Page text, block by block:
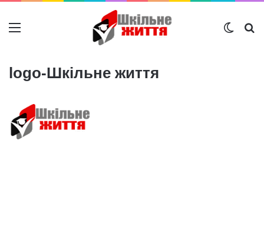
Меню
logo-Шкільне життя